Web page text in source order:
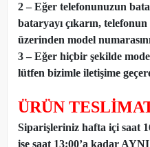
2 – Eğer telefonunuzun
bataryayı çıkarın,
üzerinden model
3 – Eğer hiçbir şekilde
lütfen bizimle iletişime
ÜRÜN
Siparişleriniz hafta içi saat
ise saat 13:00’a kadar